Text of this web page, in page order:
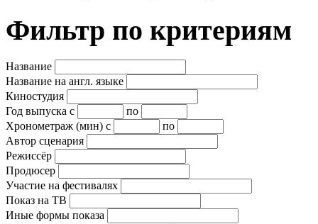
Фильтр по критериям
Название
Название на англ. языке
Киностудия
Год выпуска с
по
Хронометраж (мин) с
по
Автор сценария
Режиссёр
Продюсер
Участие на фестивалях
Показ на ТВ
Иные формы показа